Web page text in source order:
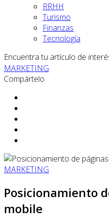
RRHH
Turismo
Finanzas
Tecnología
Encuentra tu artículo de
MARKETING
Compártelo
MARKETING
Posicionamiento
mobile